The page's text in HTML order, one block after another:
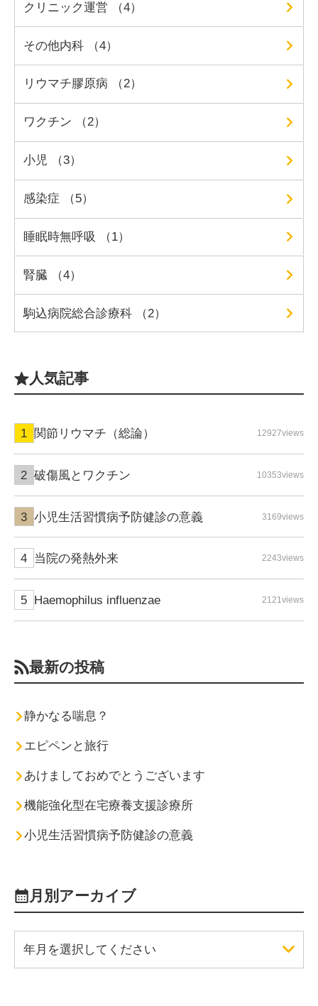
クリニック運営 （4）
その他内科 （4）
リウマチ膠原病 （2）
ワクチン （2）
小児 （3）
感染症 （5）
睡眠時無呼吸 （1）
腎臓 （4）
駒込病院総合診療科 （2）
人気記事
関節リウマチ（総論） 12927views
破傷風とワクチン 10353views
小児生活習慣病予防健診の意義 3169views
当院の発熱外来 2243views
Haemophilus influenzae 2121views
最新の投稿
静かなる喘息？
エピペンと旅行
あけましておめでとうございます
機能強化型在宅療養支援診療所
小児生活習慣病予防健診の意義
月別アーカイブ
年月を選択してください